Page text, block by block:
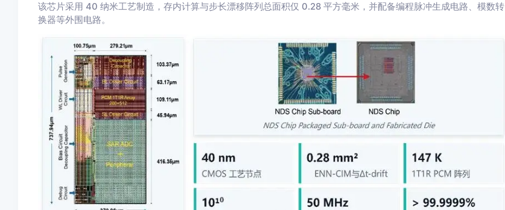
该芯片采用 40 纳米工艺制造，存内计算与步长漂移阵列总面积仅 0.28 平方毫米，并配备编程脉冲生成电路、模数转
换器等外围电路。